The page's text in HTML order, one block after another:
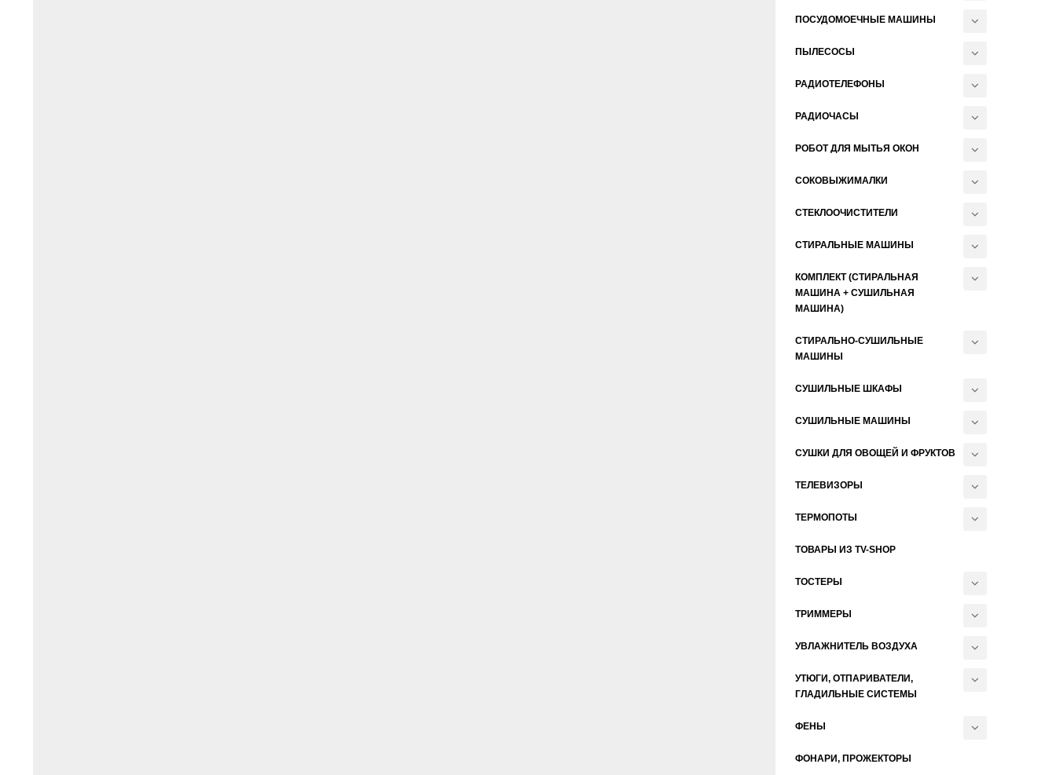
ПОСУДОМОЕЧНЫЕ МАШИНЫ
ПЫЛЕСОСЫ
РАДИОТЕЛЕФОНЫ
РАДИОЧАСЫ
РОБОТ ДЛЯ МЫТЬЯ ОКОН
СОКОВЫЖИМАЛКИ
СТЕКЛООЧИСТИТЕЛИ
СТИРАЛЬНЫЕ МАШИНЫ
КОМПЛЕКТ (СТИРАЛЬНАЯ
МАШИНА + СУШИЛЬНАЯ
МАШИНА)
СТИРАЛЬНО-СУШИЛЬНЫЕ
МАШИНЫ
СУШИЛЬНЫЕ ШКАФЫ
СУШИЛЬНЫЕ МАШИНЫ
СУШКИ ДЛЯ ОВОЩЕЙ И ФРУКТОВ
ТЕЛЕВИЗОРЫ
ТЕРМОПОТЫ
ТОВАРЫ ИЗ TV-SHOP
ТОСТЕРЫ
ТРИММЕРЫ
УВЛАЖНИТЕЛЬ ВОЗДУХА
УТЮГИ, ОТПАРИВАТЕЛИ,
ГЛАДИЛЬНЫЕ СИСТЕМЫ
ФЕНЫ
ФОНАРИ, ПРОЖЕКТОРЫ